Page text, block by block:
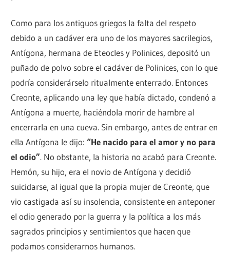
Como para los antiguos griegos la falta del respeto
debido a un cadáver era uno de los mayores sacrilegios,
Antígona, hermana de Eteocles y Polinices, depositó un
puñado de polvo sobre el cadáver de Polinices, con lo que
podría considerárselo ritualmente enterrado. Entonces
Creonte, aplicando una ley que había dictado, condenó a
Antígona a muerte, haciéndola morir de hambre al
encerrarla en una cueva. Sin embargo, antes de entrar en
ella Antígona le dijo:“He nacido para el amor y no para
el odio”. No obstante, la historia no acabó para Creonte.
Hemón, su hijo, era el novio de Antígona y decidió
suicidarse, al igual que la propia mujer de Creonte, que
vio castigada así su insolencia, consistente en anteponer
el odio generado por la guerra y la política a los más
sagrados principios y sentimientos que hacen que
podamos considerarnos humanos.